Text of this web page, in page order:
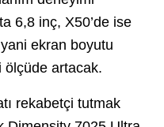
6,8 inç, X50’de ise
ekran boyutu
ölçüde artacak.
rekabetçi tutmak